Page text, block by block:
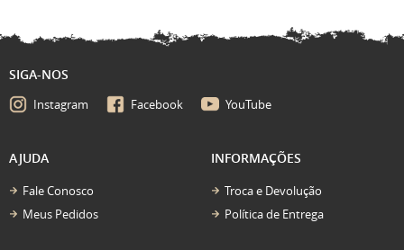
SIGA-NOS
Instagram Facebook YouTube
AJUDA
Fale Conosco
Meus Pedidos
INFORMAÇÕES
Troca e Devolução
Política de Entrega